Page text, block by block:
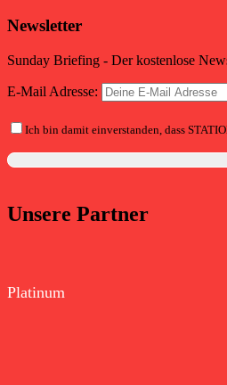
Newsletter
Sunday Briefing - Der kostenlose
E-Mail Adresse:
Ich bin damit einverstanden, dass
Unsere Partner
Platinum